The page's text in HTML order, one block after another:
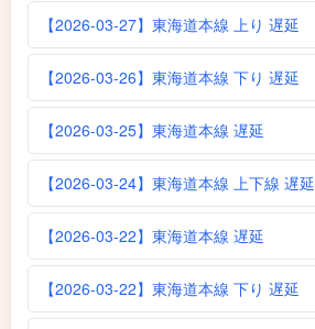
【2026-03-27】東海道本線 上り 遅延
【2026-03-26】東海道本線 下り 遅延
【2026-03-25】東海道本線 遅延
【2026-03-24】東海道本線 上下線 遅延
【2026-03-22】東海道本線 遅延
【2026-03-22】東海道本線 下り 遅延